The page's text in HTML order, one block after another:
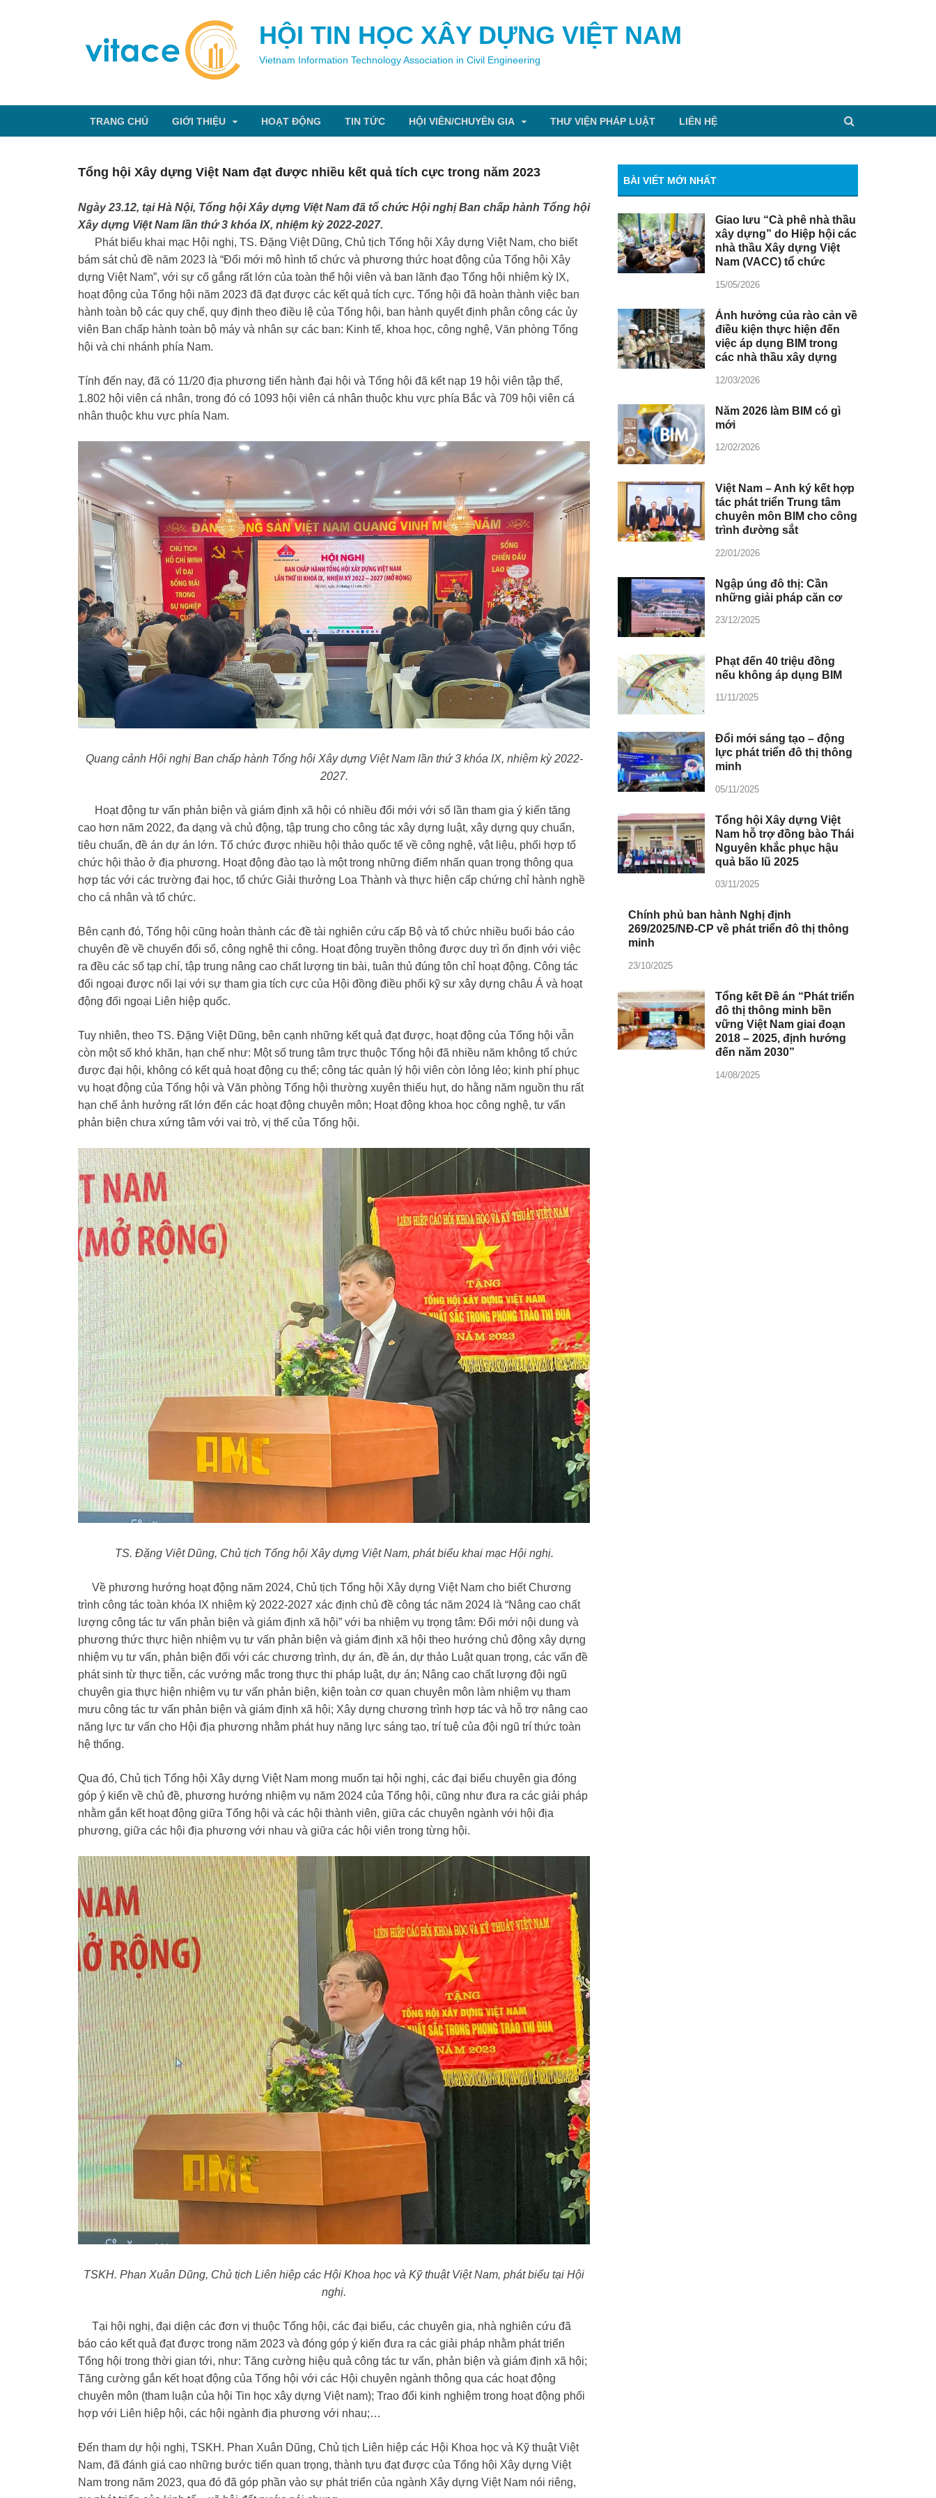
HỘI TIN HỌC XÂY DỰNG VIỆT NAM
Vietnam Information Technology Association in Civil Engineering
TRANG CHỦ GIỚI THIỆU HOẠT ĐỘNG TIN TỨC HỘI VIÊN/CHUYÊN GIA THƯ VIỆN PHÁP LUẬT LIÊN HỆ
Tổng hội Xây dựng Việt Nam đạt được nhiều kết quả tích cực trong năm 2023
Ngày 23.12, tại Hà Nội, Tổng hội Xây dựng Việt Nam đã tổ chức Hội nghị Ban chấp hành Tổng hội
Xây dựng Việt Nam lần thứ 3 khóa IX, nhiệm kỳ 2022-2027.
Phát biểu khai mạc Hội nghị, TS. Đặng Việt Dũng, Chủ tịch Tổng hội Xây dựng Việt Nam, cho biết
bám sát chủ đề năm 2023 là “Đổi mới mô hình tổ chức và phương thức hoạt động của Tổng hội Xây
dựng Việt Nam”, với sự cố gắng rất lớn của toàn thể hội viên và ban lãnh đạo Tổng hội nhiệm kỳ IX,
hoạt động của Tổng hội năm 2023 đã đạt được các kết quả tích cực. Tổng hội đã hoàn thành việc ban
hành toàn bộ các quy chế, quy định theo điều lệ của Tổng hội, ban hành quyết định phân công các ủy
viên Ban chấp hành toàn bộ máy và nhân sự các ban: Kinh tế, khoa học, công nghệ, Văn phòng Tổng
hội và chi nhánh phía Nam.
Tính đến nay, đã có 11/20 địa phương tiến hành đại hội và Tổng hội đã kết nạp 19 hội viên tập thể,
1.802 hội viên cá nhân, trong đó có 1093 hội viên cá nhân thuộc khu vực phía Bắc và 709 hội viên cá
nhân thuộc khu vực phía Nam.
Quang cảnh Hội nghị Ban chấp hành Tổng hội Xây dựng Việt Nam lần thứ 3 khóa IX, nhiệm kỳ 2022-
2027.
Hoạt động tư vấn phản biện và giám định xã hội có nhiều đổi mới với số lần tham gia ý kiến tăng
cao hơn năm 2022, đa dạng và chủ động, tập trung cho công tác xây dựng luật, xây dựng quy chuẩn,
tiêu chuẩn, đề án dự án lớn. Tổ chức được nhiều hội thảo quốc tế về công nghệ, vật liệu, phối hợp tổ
chức hội thảo ở địa phương. Hoạt động đào tạo là một trong những điểm nhấn quan trọng thông qua
hợp tác với các trường đại học, tổ chức Giải thưởng Loa Thành và thực hiện cấp chứng chỉ hành nghề
cho cá nhân và tổ chức.
Bên cạnh đó, Tổng hội cũng hoàn thành các đề tài nghiên cứu cấp Bộ và tổ chức nhiều buổi báo cáo
chuyên đề về chuyển đổi số, công nghệ thi công. Hoạt động truyền thông được duy trì ổn định với việc
ra đều các số tạp chí, tập trung nâng cao chất lượng tin bài, tuân thủ đúng tôn chỉ hoạt động. Công tác
đối ngoại được nối lại với sự tham gia tích cực của Hội đồng điều phối kỹ sư xây dựng châu Á và hoạt
động đối ngoại Liên hiệp quốc.
Tuy nhiên, theo TS. Đặng Việt Dũng, bên cạnh những kết quả đạt được, hoạt động của Tổng hội vẫn
còn một số khó khăn, hạn chế như: Một số trung tâm trực thuộc Tổng hội đã nhiều năm không tổ chức
được đại hội, không có kết quả hoạt động cụ thể; công tác quản lý hội viên còn lỏng lẻo; kinh phí phục
vụ hoạt động của Tổng hội và Văn phòng Tổng hội thường xuyên thiếu hụt, do hằng năm nguồn thu rất
hạn chế ảnh hưởng rất lớn đến các hoạt động chuyên môn; Hoạt động khoa học công nghệ, tư vấn
phản biện chưa xứng tâm với vai trò, vị thế của Tổng hội.
TS. Đặng Việt Dũng, Chủ tịch Tổng hội Xây dựng Việt Nam, phát biểu khai mạc Hội nghị.
Về phương hướng hoạt động năm 2024, Chủ tịch Tổng hội Xây dựng Việt Nam cho biết Chương
trình công tác toàn khóa IX nhiệm kỳ 2022-2027 xác định chủ đề công tác năm 2024 là “Nâng cao chất
lượng công tác tư vấn phản biện và giám định xã hội” với ba nhiệm vụ trọng tâm: Đổi mới nội dung và
phương thức thực hiện nhiệm vụ tư vấn phản biện và giám định xã hội theo hướng chủ động xây dựng
nhiệm vụ tư vấn, phản biện đối với các chương trình, dự án, đề án, dự thảo Luật quan trọng, các vấn đề
phát sinh từ thực tiễn, các vướng mắc trong thực thi pháp luật, dự án; Nâng cao chất lượng đội ngũ
chuyên gia thực hiện nhiệm vụ tư vấn phản biện, kiện toàn cơ quan chuyên môn làm nhiệm vụ tham
mưu công tác tư vấn phản biện và giám định xã hội; Xây dựng chương trình hợp tác và hỗ trợ nâng cao
năng lực tư vấn cho Hội địa phương nhằm phát huy năng lực sáng tạo, trí tuệ của đội ngũ trí thức toàn
hệ thống.
Qua đó, Chủ tịch Tổng hội Xây dựng Việt Nam mong muốn tại hội nghị, các đại biểu chuyên gia đóng
góp ý kiến về chủ đề, phương hướng nhiệm vụ năm 2024 của Tổng hội, cũng như đưa ra các giải pháp
nhằm gắn kết hoạt động giữa Tổng hội và các hội thành viên, giữa các chuyên ngành với hội địa
phương, giữa các hội địa phương với nhau và giữa các hội viên trong từng hội.
TSKH. Phan Xuân Dũng, Chủ tịch Liên hiệp các Hội Khoa học và Kỹ thuật Việt Nam, phát biểu tại Hội
nghị.
Tại hội nghị, đại diện các đơn vị thuộc Tổng hội, các đại biểu, các chuyên gia, nhà nghiên cứu đã
báo cáo kết quả đạt được trong năm 2023 và đóng góp ý kiến đưa ra các giải pháp nhằm phát triển
Tổng hội trong thời gian tới, như: Tăng cường hiệu quả công tác tư vấn, phản biện và giám định xã hội;
Tăng cường gắn kết hoạt động của Tổng hội với các Hội chuyên ngành thông qua các hoạt động
chuyên môn (tham luận của hội Tin học xây dựng Việt nam); Trao đổi kinh nghiệm trong hoạt động phối
hợp với Liên hiệp hội, các hội ngành địa phương với nhau;…
Đến tham dự hội nghị, TSKH. Phan Xuân Dũng, Chủ tịch Liên hiệp các Hội Khoa học và Kỹ thuật Việt
Nam, đã đánh giá cao những bước tiến quan trọng, thành tựu đạt được của Tổng hội Xây dựng Việt
Nam trong năm 2023, qua đó đã góp phần vào sự phát triển của ngành Xây dựng Việt Nam nói riêng,
BÀI VIẾT MỚI NHẤT
Giao lưu “Cà phê nhà thầu
xây dựng” do Hiệp hội các
nhà thầu Xây dựng Việt
Nam (VACC) tổ chức
15/05/2026
Ảnh hưởng của rào cản về
điều kiện thực hiện đến
việc áp dụng BIM trong
các nhà thầu xây dựng
12/03/2026
Năm 2026 làm BIM có gì
mới
12/02/2026
Việt Nam – Anh ký kết hợp
tác phát triển Trung tâm
chuyên môn BIM cho công
trình đường sắt
22/01/2026
Ngập úng đô thị: Cần
những giải pháp căn cơ
23/12/2025
Phạt đến 40 triệu đồng
nếu không áp dụng BIM
11/11/2025
Đổi mới sáng tạo – động
lực phát triển đô thị thông
minh
05/11/2025
Tổng hội Xây dựng Việt
Nam hỗ trợ đồng bào Thái
Nguyên khắc phục hậu
quả bão lũ 2025
03/11/2025
Chính phủ ban hành Nghị định
269/2025/NĐ-CP về phát triển đô thị thông
minh
23/10/2025
Tổng kết Đề án “Phát triển
đô thị thông minh bền
vững Việt Nam giai đoạn
2018 – 2025, định hướng
đến năm 2030”
14/08/2025